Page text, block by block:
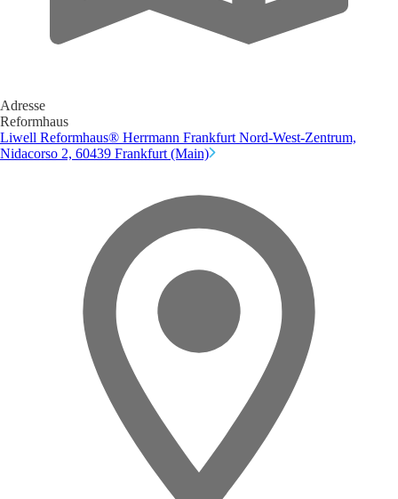
Adresse
Reformhaus
Liwell Reformhaus® Herrmann Frankfurt Nord-West-Zentrum,
Nidacorso 2, 60439 Frankfurt (Main)